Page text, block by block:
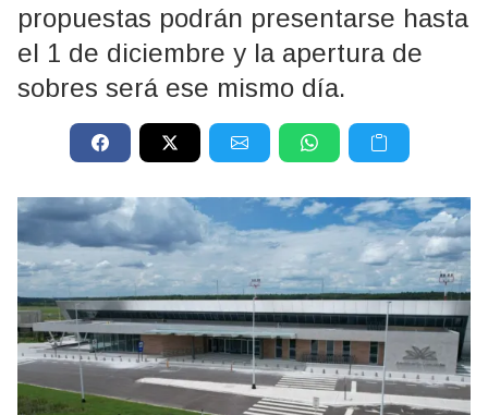
propuestas podrán presentarse hasta
el 1 de diciembre y la apertura de
sobres será ese mismo día.